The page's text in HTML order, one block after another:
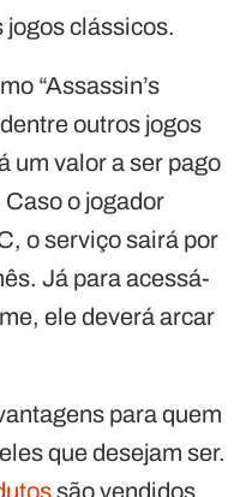
jogos clássicos.
“Assassin’s
dentre outros jogos
um valor a ser pago
o jogador
o serviço sairá por
Já para acessá-
ele deverá arcar
para quem
que desejam ser.
são vendidos